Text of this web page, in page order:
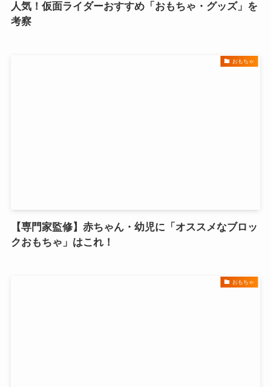
人気！仮面ライダーおすすめ「おもちゃ・グッズ」を
考察
おもちゃ
【専門家監修】赤ちゃん・幼児に「オススメなブロッ
クおもちゃ」はこれ！
おもちゃ